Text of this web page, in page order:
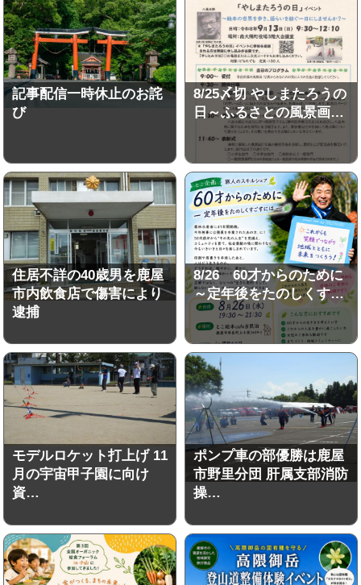
記事配信一時休止のお詫
び
8/25〆切 やしまたろうの
日～ふるさとの風景画…
住居不詳の40歳男を鹿屋
市内飲食店で傷害により
逮捕
8/26 60才からのために
～定年後をたのしくす…
モデルロケット打上げ 11
月の宇宙甲子園に向け
資…
ポンプ車の部優勝は鹿屋
市野里分団 肝属支部消防
操…